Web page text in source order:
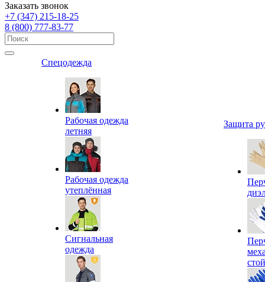
Заказать звонок
+7 (347) 215-18-25
8 (800) 777-83-77
Спецодежда
Рабочая одежда
летняя
Рабочая одежда
утеплённая
Сигнальная
одежда
Защита